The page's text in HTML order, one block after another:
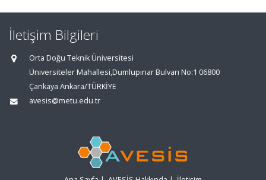
İletişim Bilgileri
Orta Doğu Teknik Üniversitesi
Üniversiteler Mahallesi,Dumlupınar Bulvarı No:1 06800
Çankaya Ankara/TÜRKİYE
avesis@metu.edu.tr